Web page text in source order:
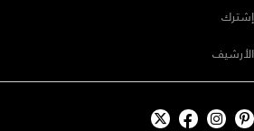
إشترك
الأرشيف